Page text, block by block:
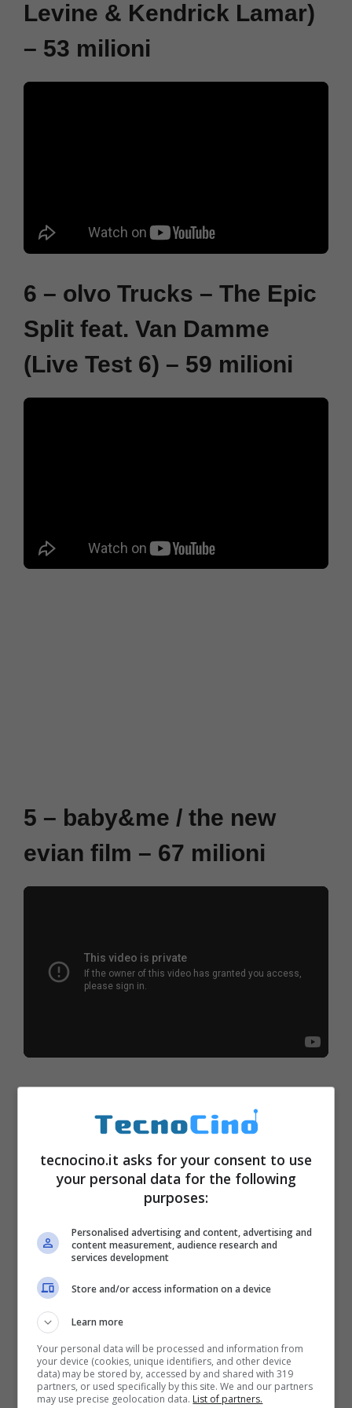
Levine & Kendrick Lamar)
– 53 milioni
6 – olvo Trucks – The Epic
Split feat. Van Damme
(Live Test 6) – 59 milioni
5 – baby&me / the new
evian film – 67 milioni
Ball (Chatroulette Version)
– 78 milioni
tecnocino.it asks for your consent to use
your personal data for the following
purposes:
Personalised advertising and content, advertising and
content measurement, audience research and
services development
Store and/or access information on a device
Learn more
Your personal data will be processed and information from
your device (cookies, unique identifiers, and other device
data) may be stored by, accessed by and shared with 319
partners, or used specifically by this site. We and our partners
may use precise geolocation data. List of partners.